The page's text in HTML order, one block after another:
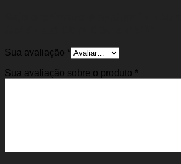
Sua avaliação *
Sua avaliação sobre o produto *